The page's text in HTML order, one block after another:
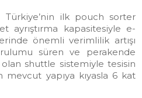
Türkiye’nin ilk pouch sorter
ayrıştırma kapasitesiyle e-
önemli verimlilik artışı
süren ve perakende
shuttle sistemiyle tesisin
yapıya kıyasla 6 kat